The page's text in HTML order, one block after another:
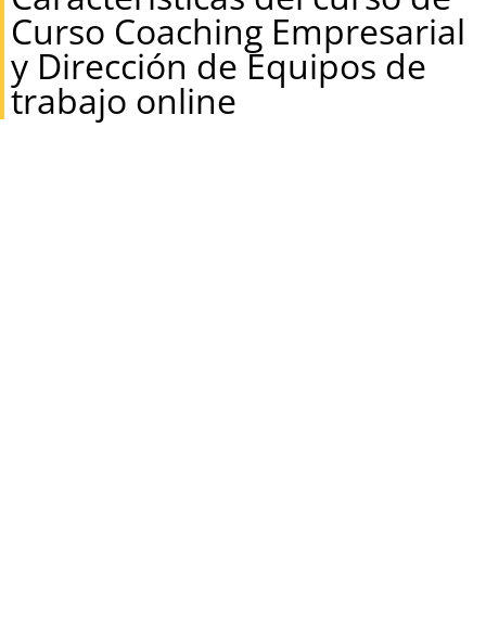
Curso Coaching Empresarial
y Dirección de Equipos de
trabajo online